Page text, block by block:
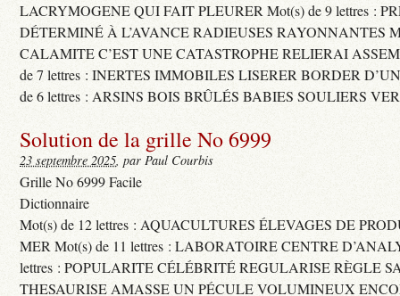
LACRYMOGENE QUI FAIT PLEURER Mot(s) de 9 lettres :
DÉTERMINÉ À L’AVANCE RADIEUSES RAYONNANTES
CALAMITE C’EST UNE CATASTROPHE RELIERAI
de 7 lettres : INERTES IMMOBILES LISERER BORDER
de 6 lettres : ARSINS BOIS BRÛLÉS BABIES SOULIERS
Solution de la grille No 6999
23 septembre 2025, par Paul Courbis
Grille No 6999 Facile
Dictionnaire
Mot(s) de 12 lettres : AQUACULTURES ÉLEVAGES DE
MER Mot(s) de 11 lettres : LABORATOIRE CENTRE
lettres : POPULARITE CÉLÉBRITÉ REGULARISE RÈGLE
THESAURISE AMASSE UN PÉCULE VOLUMINEUX